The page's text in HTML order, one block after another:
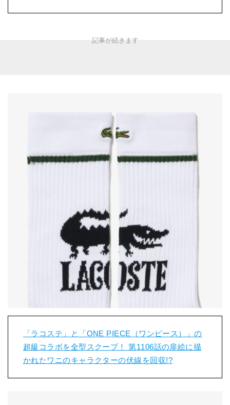
「ラコステ」と「ONE PIECE（ワンピース）」の
超級コラボを全型スクープ！ 第1106話の扉絵に描
かれたワニのキャラクターの伏線を回収!?